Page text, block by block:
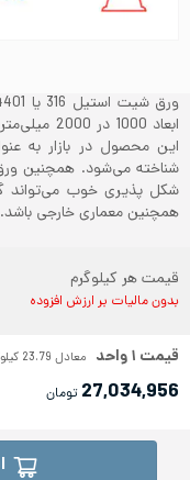
ابعاد
این محصول در بازار به
شکل پذیری خوب می‌تواند
همچنین معماری خارجی باشد.
قیمت هر کیلوگرم
بدون مالیات بر ارزش افزوده
قیمت ۱واحد معادل 23.79
27,034,956 تومان